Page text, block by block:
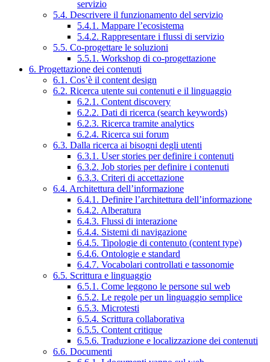
servizio
5.4. Descrivere il funzionamento del servizio
5.4.1. Mappare l’ecosistema
5.4.2. Rappresentare i flussi di servizio
5.5. Co-progettare le soluzioni
5.5.1. Workshop di co-progettazione
6. Progettazione dei contenuti
6.1. Cos’è il content design
6.2. Ricerca utente sui contenuti e il linguaggio
6.2.1. Content discovery
6.2.2. Dati di ricerca (search keywords)
6.2.3. Ricerca tramite analytics
6.2.4. Ricerca sui forum
6.3. Dalla ricerca ai bisogni degli utenti
6.3.1. User stories per definire i contenuti
6.3.2. Job stories per definire i contenuti
6.3.3. Criteri di accettazione
6.4. Architettura dell’informazione
6.4.1. Definire l’architettura dell’informazione
6.4.2. Alberatura
6.4.3. Flussi di interazione
6.4.4. Sistemi di navigazione
6.4.5. Tipologie di contenuto (content type)
6.4.6. Ontologie e standard
6.4.7. Vocabolari controllati e tassonomie
6.5. Scrittura e linguaggio
6.5.1. Come leggono le persone sul web
6.5.2. Le regole per un linguaggio semplice
6.5.3. Microtesti
6.5.4. Scrittura collaborativa
6.5.5. Content critique
6.5.6. Traduzione e localizzazione dei contenuti
6.6. Documenti